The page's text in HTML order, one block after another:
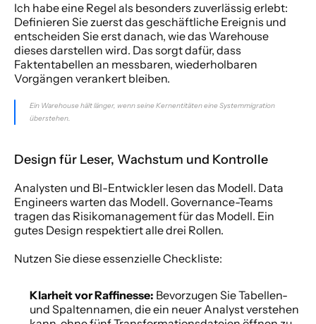
Ich habe eine Regel als besonders zuverlässig erlebt:
Definieren Sie zuerst das geschäftliche Ereignis und
entscheiden Sie erst danach, wie das Warehouse
dieses darstellen wird. Das sorgt dafür, dass
Faktentabellen an messbaren, wiederholbaren
Vorgängen verankert bleiben.
Ein Warehouse hält länger, wenn seine Kernentitäten eine Systemmigration
überstehen.
Design für Leser, Wachstum und Kontrolle
Analysten und BI-Entwickler lesen das Modell. Data
Engineers warten das Modell. Governance-Teams
tragen das Risikomanagement für das Modell. Ein
gutes Design respektiert alle drei Rollen.
Nutzen Sie diese essenzielle Checkliste:
Klarheit vor Raffinesse: Bevorzugen Sie Tabellen-
und Spaltennamen, die ein neuer Analyst verstehen